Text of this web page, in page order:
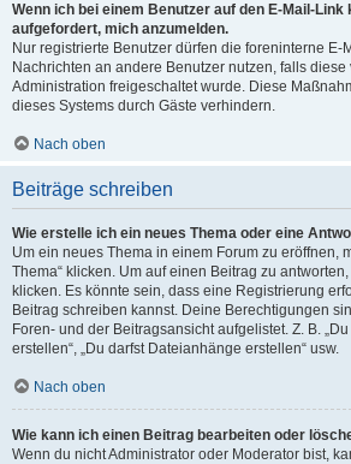
Wenn ich bei einem Benutzer auf den E-Mail-Link
aufgefordert, mich anzumelden.
Nur registrierte Benutzer dürfen die foreninterne E-
Nachrichten an andere Benutzer nutzen, falls diese
Administration freigeschaltet wurde. Diese
dieses Systems durch Gäste verhindern.
Nach oben
Beiträge schreiben
Wie erstelle ich ein neues Thema oder eine
Um ein neues Thema in einem Forum zu eröffnen,
Thema“ klicken. Um auf einen Beitrag zu antworten,
klicken. Es könnte sein, dass eine Registrierung
Beitrag schreiben kannst. Deine Berechtigungen
Foren- und der Beitragsansicht aufgelistet. Z. B.
erstellen“, „Du darfst Dateianhänge erstellen“ usw.
Nach oben
Wie kann ich einen Beitrag bearbeiten oder
Wenn du nicht Administrator oder Moderator bist,